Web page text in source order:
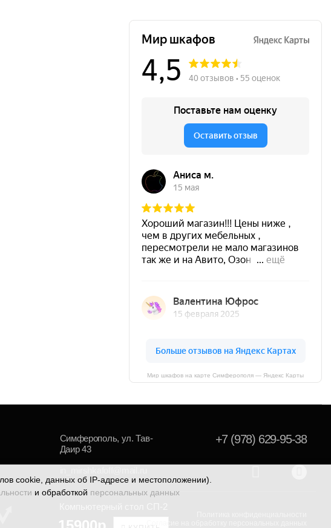
cookie, данных об IP-адресе и местоположении).
и обработкой персональных данных
Мир шкафов на карте Симферополя — Яндекс Карты
Симферополь, ул. Тав-
Даир 43
+7 (978) 629-95-38